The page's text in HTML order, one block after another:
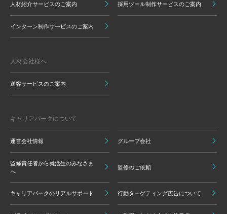
人材紹介サービスのご案内 採用ツール制作サービスのご案内
インターン制作サービスのご案内
人材会社様へ
送客サービスのご案内
キャリアパークについて
運営会社情報 グループ会社
監修責任者から就活生のみなさま
へ
監修のご依頼
キャリアパークのリアルサポート 行動ターゲティング広告について